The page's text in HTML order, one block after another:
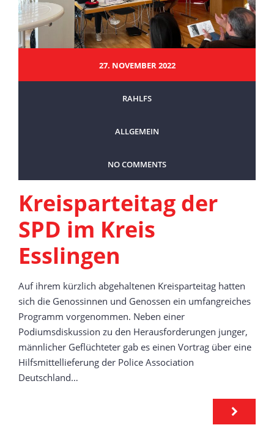
27. NOVEMBER 2022
RAHLFS
ALLGEMEIN
NO COMMENTS
Kreisparteitag der
SPD im Kreis
Esslingen
Auf ihrem kürzlich abgehaltenen Kreisparteitag hatten
sich die Genossinnen und Genossen ein umfangreiches
Programm vorgenommen. Neben einer
Podiumsdiskussion zu den Herausforderungen junger,
männlicher Geflüchteter gab es einen Vortrag über eine
Hilfsmittellieferung der Police Association
Deutschland…